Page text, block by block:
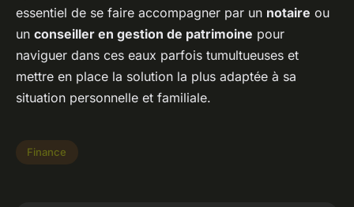
essentiel de se faire accompagner par un notaire ou
un conseiller en gestion de patrimoine pour
naviguer dans ces eaux parfois tumultueuses et
mettre en place la solution la plus adaptée à sa
situation personnelle et familiale.
Finance